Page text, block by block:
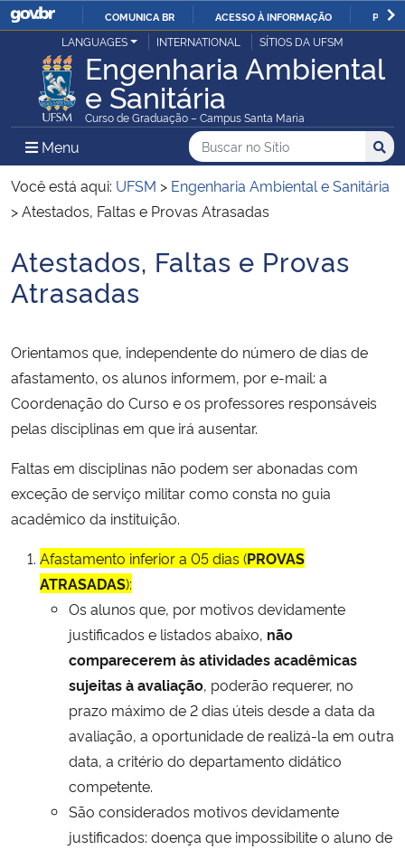
IR
PARA
O
CONTEÚDO
COMUNICA BR ACESSO À INFORMAÇÃO
Ministério da Justiça e Segurança Pública
Ministério da Defesa
Ministério das Relações Exteriores
Ministério da Infraestrutura
Ministério da Educação
Ministério da Cidadania
Ministério da Saúde
Ministério de Minas e Energia
Ministério da Ciência, Tecnologia, Inovações e Comunicações
Ministério do Meio Ambiente
Ministério do Turismo
Ministério do Desenvolvimento Regional
Controladoria-Geral da União
Ministério da Mulher, da Família e dos Direitos Humanos
LANGUAGES INTERNATIONAL SÍTIOS DA UFSM
Engenharia Ambiental
e Sanitária
Curso de Graduação – Campus Santa Maria
Menu Menu Principal do Sítio
Busca
Buscar no no Sítio
Busca:
Você está aqui: UFSM > Engenharia Ambiental e Sanitária
>Atestados, Faltas e Provas Atrasadas
Início do conteúdo
Atestados, Faltas e Provas
Atrasadas
Orientamos que, independente do número de dias de
afastamento, os alunos informem, por e-mail: a
Coordenação do Curso e os professores responsáveis
pelas disciplinas em que irá ausentar.
Faltas em disciplinas não podem ser abonadas com
exceção de serviço militar como consta no guia
acadêmico da instituição.
Afastamento inferior a 05 dias (PROVAS
ATRASADAS):
Os alunos que, por motivos devidamente
justificados e listados abaixo, não
comparecerem às atividades acadêmicas
sujeitas à avaliação, poderão requerer, no
prazo máximo de 2 dias úteis desde a data da
avaliação, a oportunidade de realizá-la em outra
data, a critério do departamento didático
competente.
São considerados motivos devidamente
justificados: doença que impossibilite o aluno de